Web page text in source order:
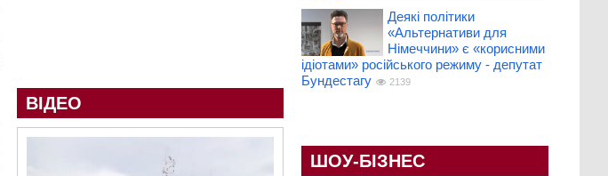
ВІДЕО
Деякі політики
«Альтернативи для
Німеччини» є «корисними
ідіотами» російського режиму - депутат
Бундестагу
2139
ШОУ-БІЗНЕС